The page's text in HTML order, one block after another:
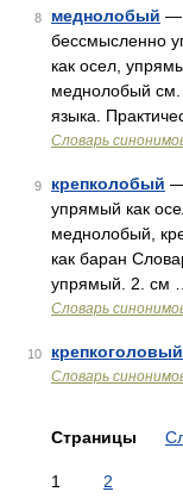
8 меднолобый —
бессмысленно
как осел,
меднолобый см.
языка.
Словарь
9 крепколобый —
упрямый как
меднолобый,
как баран
упрямый. 2. см …
Словарь
10 крепкоголовый
Словарь
Страницы
1 2